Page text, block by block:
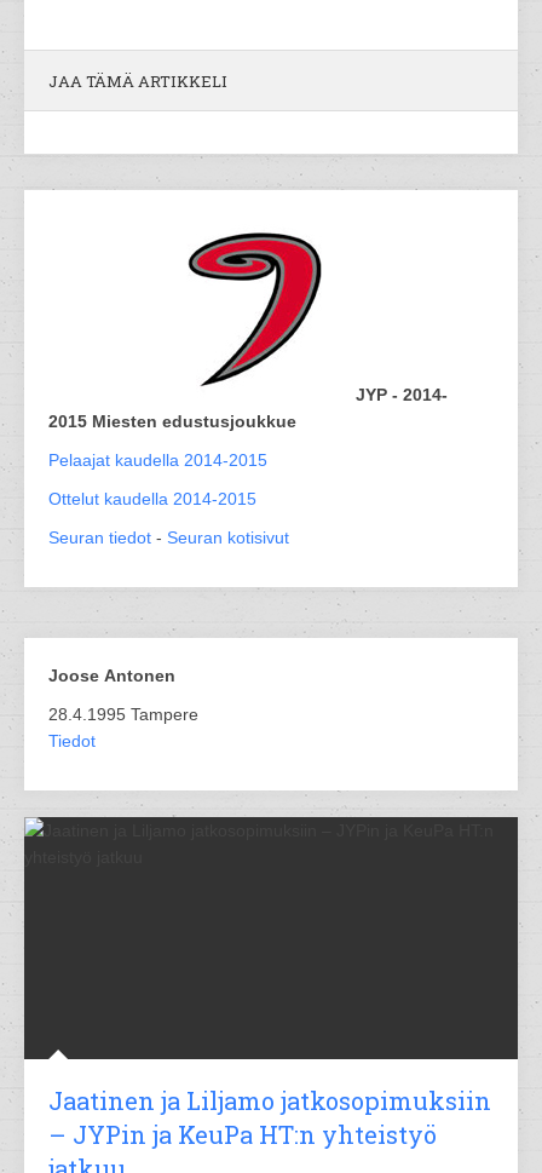
JAA TÄMÄ ARTIKKELI
JYP - 2014-
2015 Miesten edustusjoukkue
Pelaajat kaudella 2014-2015
Ottelut kaudella 2014-2015
Seuran tiedot - Seuran kotisivut
Joose Antonen
28.4.1995 Tampere
Tiedot
Jaatinen ja Liljamo jatkosopimuksiin
– JYPin ja KeuPa HT:n yhteistyö